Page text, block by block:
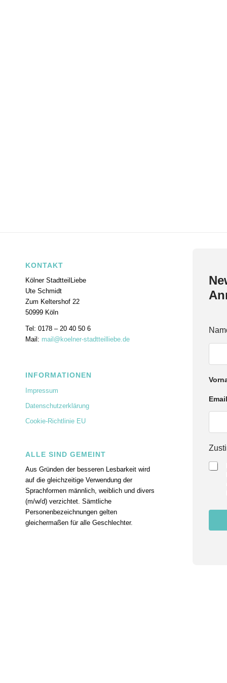
KONTAKT
Kölner StadtteilLiebe
Ute Schmidt
Zum Keltershof 22
50999 Köln
Tel: 0178 – 20 40 50 6
Mail: mail@koelner-stadtteilliebe.de
INFORMATIONEN
Impressum
Datenschutzerklärung
Cookie-Richtlinie EU
ALLE SIND GEMEINT
Aus Gründen der besseren Lesbarkeit wird
auf die gleichzeitige Verwendung der
Sprachformen männlich, weiblich und divers
(m/w/d) verzichtet. Sämtliche
Personenbezeichnungen gelten
gleichermaßen für alle Geschlechter.
N
E
m
i
l
t
Email